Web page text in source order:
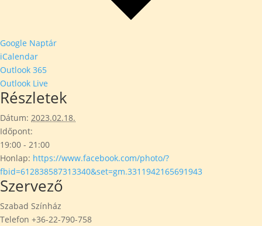
Google Naptár
iCalendar
Outlook 365
Outlook Live
Részletek
Dátum: 2023.02.18.
Időpont:
19:00 - 21:00
Honlap: https://www.facebook.com/photo/?
fbid=612838587313340&set=gm.3311942165691943
Szervező
Szabad Színház
Telefon +36-22-790-758